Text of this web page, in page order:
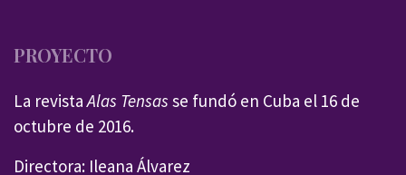
PROYECTO
La revistaAlas Tensas se fundó en Cuba el 16 de
octubre de 2016.
Directora: Ileana Álvarez